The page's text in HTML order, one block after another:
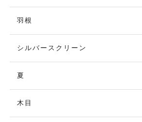
羽根
シルバースクリーン
夏
木目